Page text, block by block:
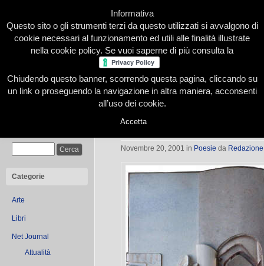
Home Presentazione Redazione Le nostre firme
Categorie
Arte
Libri
Net Journal
Attualità
Osmosi d’anime
Novembre 20, 2001 in Poesie da Redazione
Informativa
Questo sito o gli strumenti terzi da questo utilizzati si avvalgono di
cookie necessari al funzionamento ed utili alle finalità illustrate
nella cookie policy. Se vuoi saperne di più consulta la
Chiudendo questo banner, scorrendo questa pagina, cliccando su
un link o proseguendo la navigazione in altra maniera, acconsenti
all’uso dei cookie.
Accetta